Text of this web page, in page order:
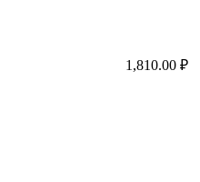
1,810.00 ₽